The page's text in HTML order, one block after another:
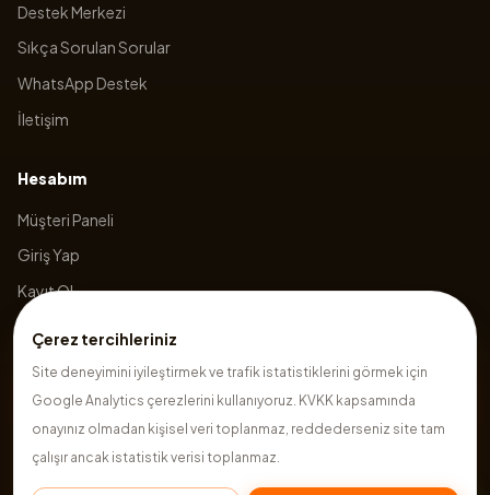
Çerez tercihleriniz
Site deneyimini iyileştirmek ve trafik istatistiklerini görmek için
Google Analytics çerezlerini kullanıyoruz. KVKK kapsamında
onayınız olmadan kişisel veri toplanmaz, reddederseniz site tam
çalışır ancak istatistik verisi toplanmaz.
Destek Merkezi
Sıkça Sorulan Sorular
WhatsApp Destek
İletişim
Hesabım
Müşteri Paneli
Giriş Yap
Kayıt Ol
2026 Hazırsite. Tüm hakları saklıdır.